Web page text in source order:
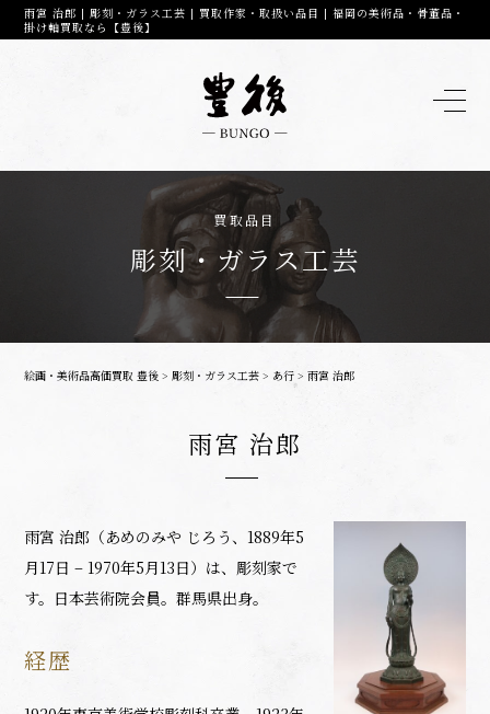
雨宮 治郎 | 彫刻・ガラス工芸 | 買取作家・取扱い品目 | 福岡の美術品・骨董品・
掛け軸買取なら【豊後】
買取品目
彫刻・ガラス工芸
絵画・美術品高価買取 豊後 >彫刻・ガラス工芸 > あ行 >雨宮 治郎
雨宮 治郎
雨宮 治郎（あめのみや じろう、1889年5
月17日 – 1970年5月13日）は、彫刻家で
す。日本芸術院会員。群馬県出身。
経歴